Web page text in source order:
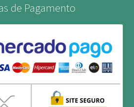
de Pagamento